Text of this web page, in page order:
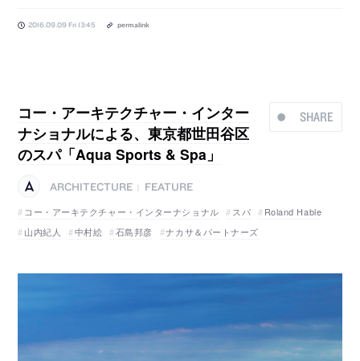
2016.09.09 Fri 13:45 permalink
SHARE
コー・アーキテクチャー・インター
ナショナルによる、東京都世田谷区
のスパ「Aqua Sports & Spa」
ARCHITECTURE
FEATURE
コー・アーキテクチャー・インターナショナル
スパ
Roland Hable
山内紀人
中村絵 石島邦彦 ナカサ＆パートナーズ